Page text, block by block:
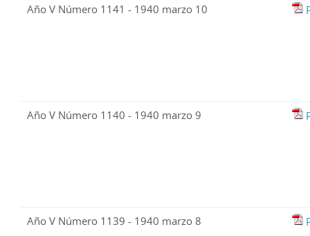
Año V Número 1141 - 1940 marzo 10
Año V Número 1140 - 1940 marzo 9
Año V Número 1139 - 1940 marzo 8